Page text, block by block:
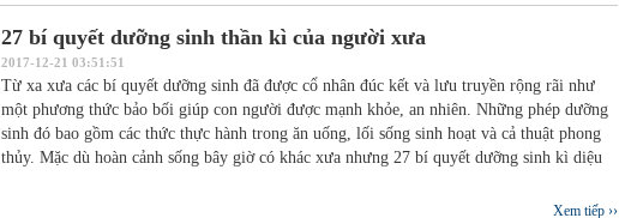
27 bí quyết dưỡng sinh thần kì của người xưa
2017-12-21 03:51:51
Từ xa xưa các bí quyết dưỡng sinh đã được cổ nhân đúc kết và lưu truyền rộng rãi như
một phương thức bảo bối giúp con người được mạnh khỏe, an nhiên. Những phép dưỡng
sinh đó bao gồm các thức thực hành trong ăn uống, lối sống sinh hoạt và cả thuật phong
thủy. Mặc dù hoàn cảnh sống bây giờ có khác xưa nhưng 27 bí quyết dưỡng sinh kì diệu
Xem tiếp ››